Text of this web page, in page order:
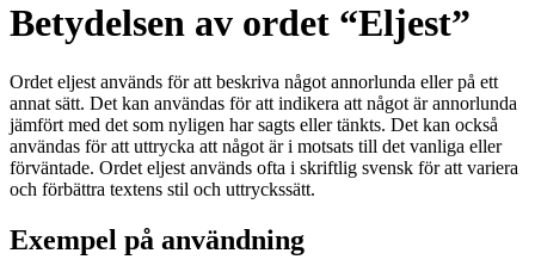
Betydelsen av ordet “Eljest”
Ordet eljest används för att beskriva något annorlunda eller på ett
annat sätt. Det kan användas för att indikera att något är annorlunda
jämfört med det som nyligen har sagts eller tänkts. Det kan också
användas för att uttrycka att något är i motsats till det vanliga eller
förväntade. Ordet eljest används ofta i skriftlig svensk för att variera
och förbättra textens stil och uttryckssätt.
Exempel på användning